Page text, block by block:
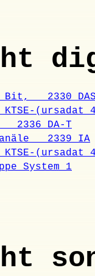
Bit, 2330
(ursadat
2336 DA-T
2339 IA
(ursadat
System 1